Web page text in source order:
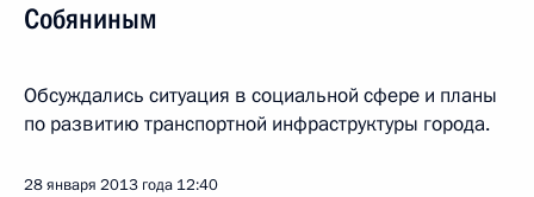
Собяниным
Обсуждались ситуация в социальной сфере и планы
по развитию транспортной инфраструктуры города.
28 января 2013 года 12:40